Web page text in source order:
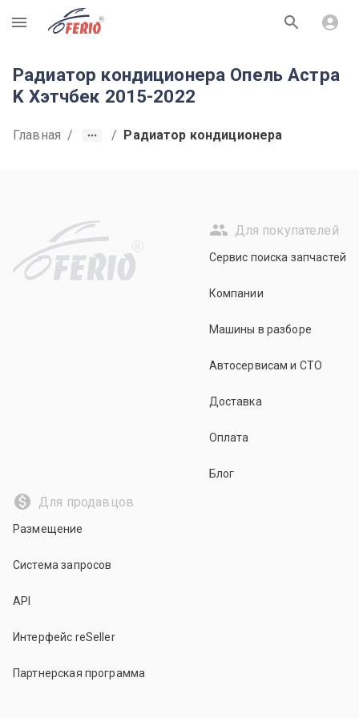
R
Радиатор кондиционера Опель Астра
K Хэтчбек 2015-2022
Главная / / Радиатор кондиционера
R
Для покупателей
Сервис поиска запчастей
Компании
Машины в разборе
Автосервисам и СТО
Доставка
Оплата
Блог
Для продавцов
Размещение
Система запросов
API
Интерфейс reSeller
Партнерская программа